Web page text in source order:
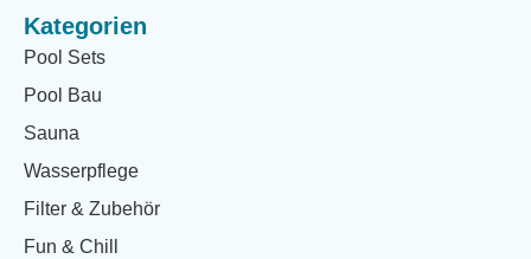
Kategorien
Pool Sets
Pool Bau
Sauna
Wasserpflege
Filter & Zubehör
Fun & Chill